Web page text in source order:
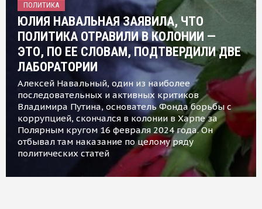
ПОЛИТИКА
ЮЛИЯ НАВАЛЬНАЯ ЗАЯВИЛА, ЧТО
ПОЛИТИКА ОТРАВИЛИ В КОЛОНИИ —
ЭТО, ПО ЕЕ СЛОВАМ, ПОДТВЕРДИЛИ ДВЕ
ЛАБОРАТОРИИ
Алексей Навальный, один из наиболее
последовательных и активных критиков
Владимира Путина, основатель Фонда борьбы с
коррупцией, скончался в колонии в Харпе за
Полярным кругом 16 февраля 2024 года. Он
отбывал там наказание по целому ряду
политических статей